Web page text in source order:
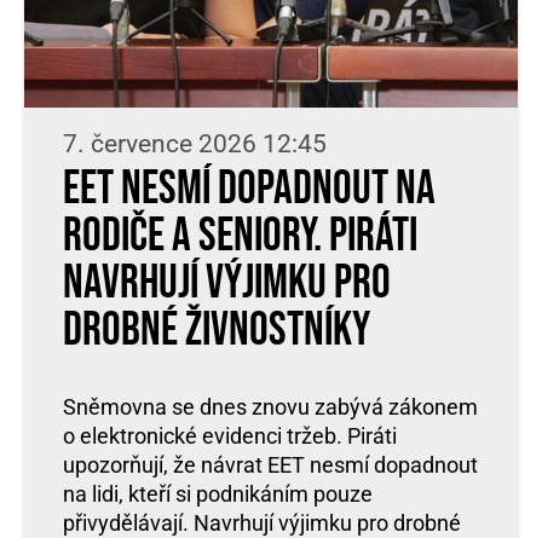
7. července 2026 12:45
EET nesmí dopadnout na
rodiče a seniory. Piráti
navrhují výjimku pro
drobné živnostníky
Sněmovna se dnes znovu zabývá zákonem
o elektronické evidenci tržeb. Piráti
upozorňují, že návrat EET nesmí dopadnout
na lidi, kteří si podnikáním pouze
přivydělávají. Navrhují výjimku pro drobné